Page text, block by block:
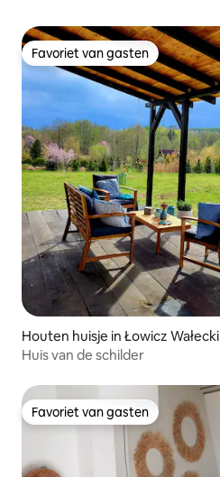
Favoriet van gasten
Favoriet van gasten
Houten huisje in Łowicz Wałecki
Huis van de schilder
Favoriet van gasten
Favoriet van gasten